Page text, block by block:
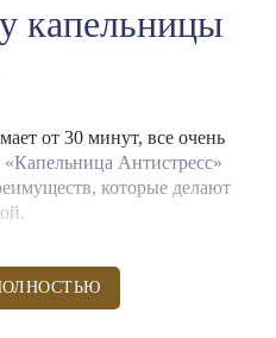
капельницы
от 30 минут, все очень
Антистресс»
которые делают
питательных веществ,
в кровоток. Это